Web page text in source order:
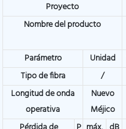
Proyecto
Nombre del producto
Parámetro
Unidad
Tipo de fibra
/
Longitud de onda
operativa
Nuevo
Méjico